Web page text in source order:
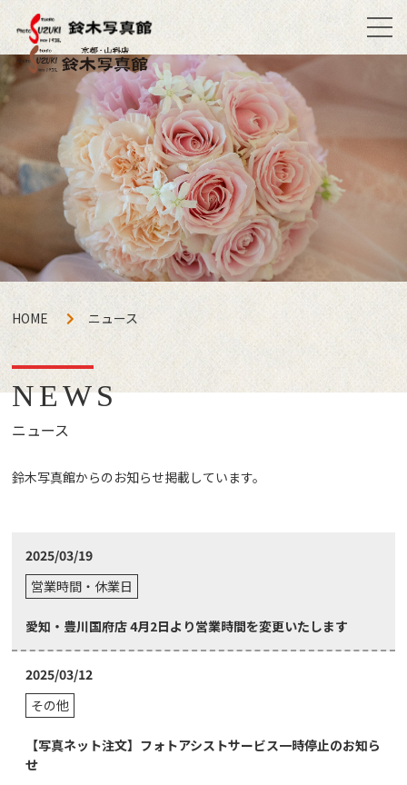
HOME ニュース
NEWS
ニュース
鈴木写真館からのお知らせ掲載しています。
2025/03/19
営業時間・休業日
愛知・豊川国府店 4月2日より営業時間を変更いたします
2025/03/12
その他
【写真ネット注文】フォトアシストサービス一時停止のお知ら
せ